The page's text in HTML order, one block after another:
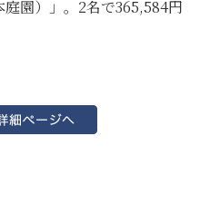
庭園）」。2名で365,584円